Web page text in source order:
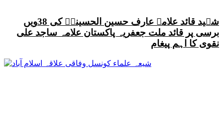
شہید قائد علامہ عارف حسین الحسینیؒ کی 38ویں
برسی پر قائد ملت جعفریہ پاکستان علامہ ساجد علی
نقوی کا اہم پیغام